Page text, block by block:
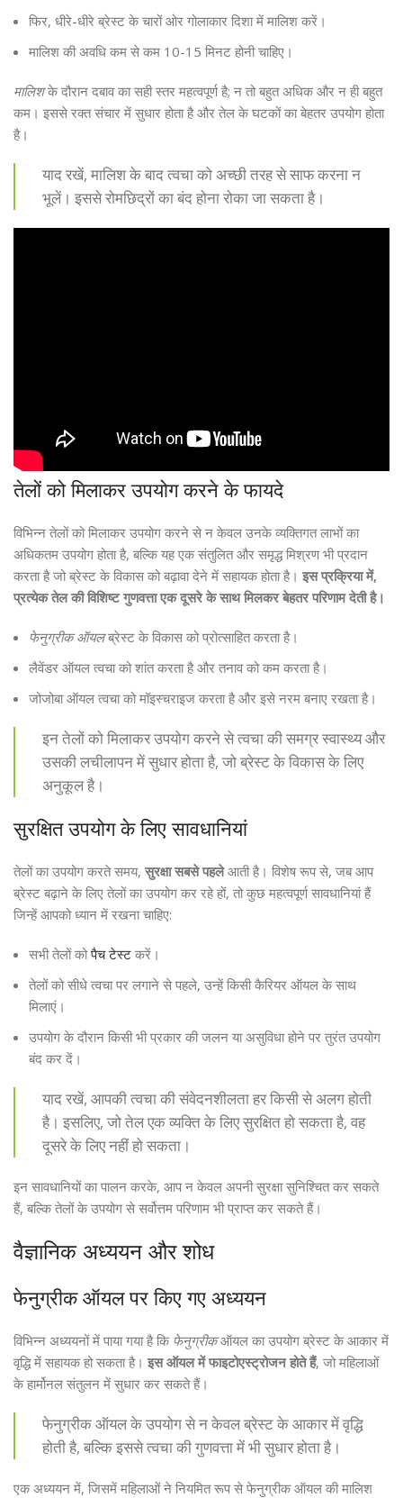
फिर, धीरे-धीरे ब्रेस्ट के चारों ओर गोलाकार दिशा में मालिश करें।
मालिश की अवधि कम से कम 10-15 मिनट होनी चाहिए।
मालिशके दौरान दबाव का सही स्तर महत्वपूर्ण है; न तो बहुत अधिक और न ही बहुत
कम। इससे रक्त संचार में सुधार होता है और तेल के घटकों का बेहतर उपयोग होता
है।
याद रखें, मालिश के बाद त्वचा को अच्छी तरह से साफ करना न
भूलें। इससे रोमछिद्रों का बंद होना रोका जा सकता है।
तेलों को मिलाकर उपयोग करने के फायदे
विभिन्न तेलों को मिलाकर उपयोग करने से न केवल उनके व्यक्तिगत लाभों का
अधिकतम उपयोग होता है, बल्कि यह एक संतुलित और समृद्ध मिश्रण भी प्रदान
करता है जो ब्रेस्ट के विकास को बढ़ावा देने में सहायक होता है। इस प्रक्रिया में,
प्रत्येक तेल की विशिष्ट गुणवत्ता एक दूसरे के साथ मिलकर बेहतर परिणाम देती है।
फेनुग्रीक ऑयलब्रेस्ट के विकास को प्रोत्साहित करता है।
लैवेंडर ऑयल त्वचा को शांत करता है और तनाव को कम करता है।
जोजोबा ऑयल त्वचा को मॉइस्चराइज करता है और इसे नरम बनाए रखता है।
इन तेलों को मिलाकर उपयोग करने से त्वचा की समग्र स्वास्थ्य और
उसकी लचीलापन में सुधार होता है, जो ब्रेस्ट के विकास के लिए
अनुकूल है।
सुरक्षित उपयोग के लिए सावधानियां
तेलों का उपयोग करते समय, सुरक्षा सबसे पहलेआती है। विशेष रूप से, जब आप
ब्रेस्ट बढ़ाने के लिए तेलों का उपयोग कर रहे हों, तो कुछ महत्वपूर्ण सावधानियां हैं
जिन्हें आपको ध्यान में रखना चाहिए:
सभी तेलों कोपैच टेस्ट करें।
तेलों को सीधे त्वचा पर लगाने से पहले, उन्हें किसी कैरियर ऑयल के साथ
मिलाएं।
उपयोग के दौरान किसी भी प्रकार की जलन या असुविधा होने पर तुरंत उपयोग
बंद कर दें।
याद रखें, आपकी त्वचा की संवेदनशीलता हर किसी से अलग होती
है। इसलिए, जो तेल एक व्यक्ति के लिए सुरक्षित हो सकता है, वह
दूसरे के लिए नहीं हो सकता।
इन सावधानियों का पालन करके, आप न केवल अपनी सुरक्षा सुनिश्चित कर सकते
हैं, बल्कि तेलों के उपयोग से सर्वोत्तम परिणाम भी प्राप्त कर सकते हैं।
वैज्ञानिक अध्ययन और शोध
फेनुग्रीक ऑयल पर किए गए अध्ययन
विभिन्न अध्ययनों में पाया गया है कि फेनुग्रीकऑयल का उपयोग ब्रेस्ट के आकार में
वृद्धि में सहायक हो सकता है। इस ऑयल में फाइटोएस्ट्रोजन होते हैं, जो महिलाओं
के हार्मोनल संतुलन में सुधार कर सकते हैं।
फेनुग्रीक ऑयल के उपयोग से न केवल ब्रेस्ट के आकार में वृद्धि
होती है, बल्कि इससे त्वचा की गुणवत्ता में भी सुधार होता है।
एक अध्ययन में, जिसमें महिलाओं ने नियमित रूप से फेनुग्रीक ऑयल की मालिश